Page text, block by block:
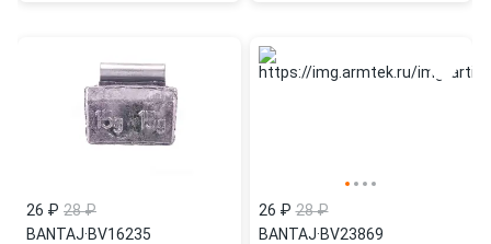
26 ₽ 28 ₽
BANTAJ·BV16235
26 ₽ 28 ₽
BANTAJ·BV23869